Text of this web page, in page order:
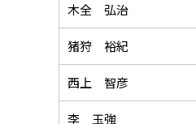
木全 弘治
猪狩 裕紀
西上 智彦
李 玉強